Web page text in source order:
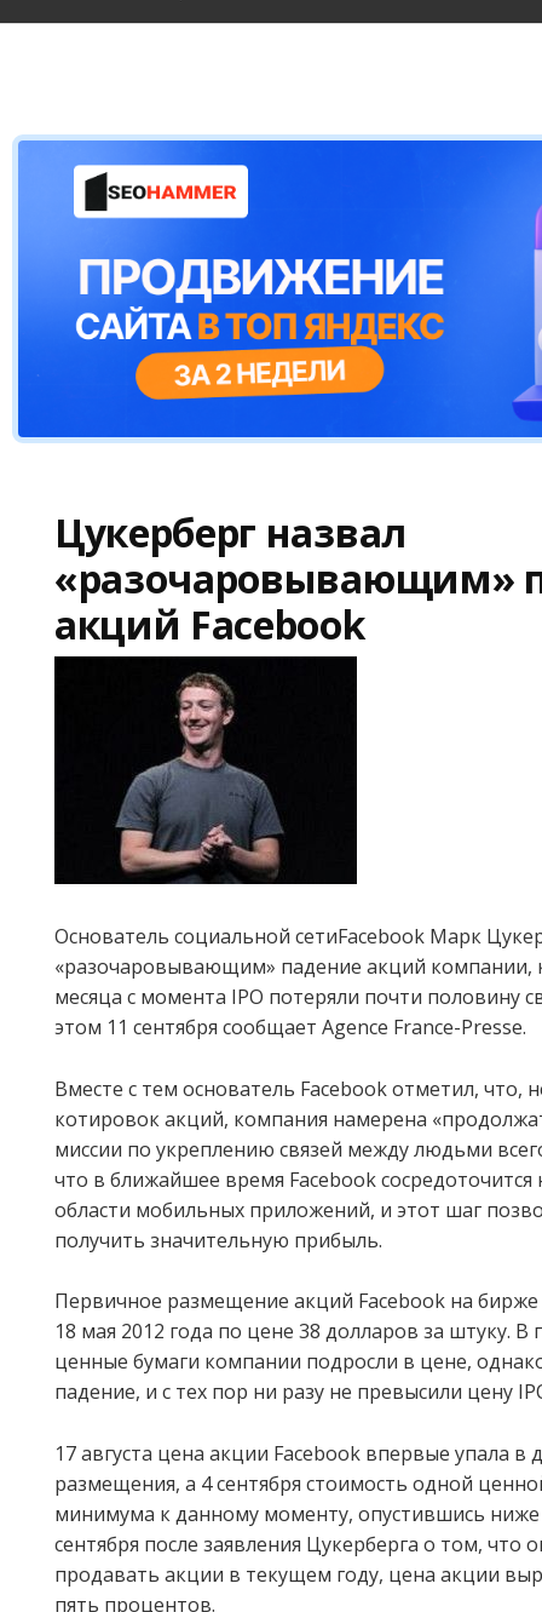
Цукерберг назвал
«разочаровывающим»
акций Facebook
Основатель социальной сетиFacebook Марк
«разочаровывающим» падение акций компании,
месяца с момента IPO потеряли почти половину
этом 11 сентября сообщает Agence France-Presse.
Вместе с тем основатель Facebook отметил, что,
котировок акций, компания намерена
миссии по укреплению связей между людьми
что в ближайшее время Facebook сосредоточится
области мобильных приложений, и этот шаг
получить значительную прибыль.
Первичное размещение акций Facebook на бирже
18 мая 2012 года по цене 38 долларов за штуку.
ценные бумаги компании подросли в цене,
падение, и с тех пор ни разу не превысили цену
17 августа цена акции Facebook впервые упала
размещения, а 4 сентября стоимость одной
минимума к данному моменту, опустившись ниже
сентября после заявления Цукерберга о том, что
продавать акции в текущем году, цена акции
пять процентов.